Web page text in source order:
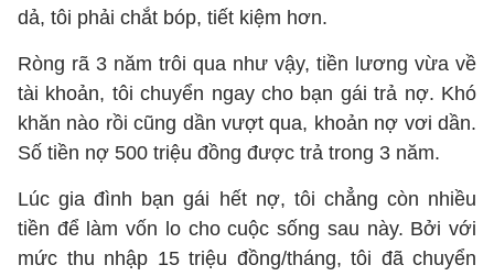
dả, tôi phải chắt bóp, tiết kiệm hơn.
Ròng rã 3 năm trôi qua như vậy, tiền lương vừa về
tài khoản, tôi chuyển ngay cho bạn gái trả nợ. Khó
khăn nào rồi cũng dần vượt qua, khoản nợ vơi dần.
Số tiền nợ 500 triệu đồng được trả trong 3 năm.
Lúc gia đình bạn gái hết nợ, tôi chẳng còn nhiều
tiền để làm vốn lo cho cuộc sống sau này. Bởi với
mức thu nhập 15 triệu đồng/tháng, tôi đã chuyển